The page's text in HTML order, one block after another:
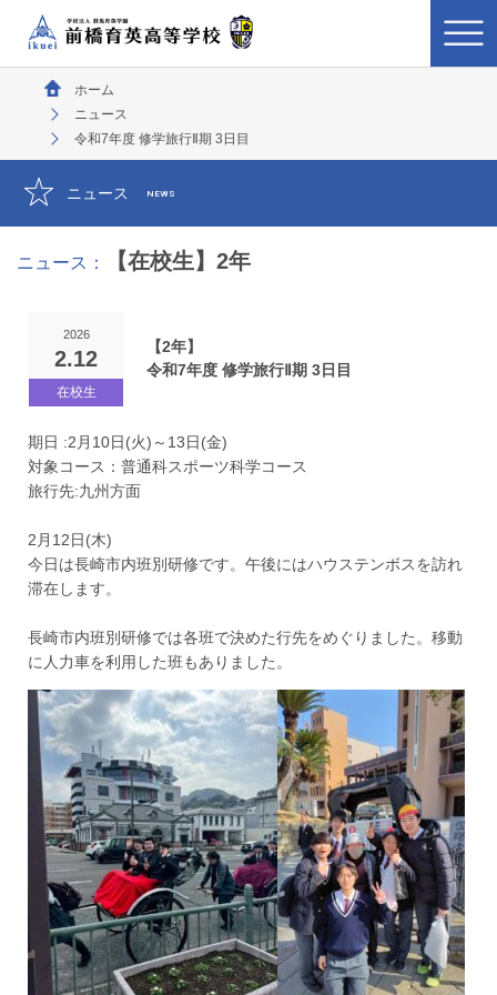
ホーム
ニュース
令和7年度 修学旅行Ⅱ期 3日目
ニュース NEWS
ニュース： 【在校生】2年
2026
2.12
【2年】
令和7年度 修学旅行Ⅱ期 3日目
期日 :2月10日(火)～13日(金)
対象コース：普通科スポーツ科学コース
旅行先:九州方面
2月12日(木)
今日は長崎市内班別研修です。午後にはハウステンボスを訪れ
滞在します。
長崎市内班別研修では各班で決めた行先をめぐりました。移動
に人力車を利用した班もありました。